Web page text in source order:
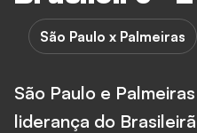
São Paulo x Palmeiras
São Paulo e
liderança do